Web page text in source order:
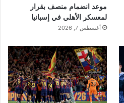
موعد انضمام منصف بقرار
لمعسكر الأهلي في إسبانيا
أغسطس 7, 2026